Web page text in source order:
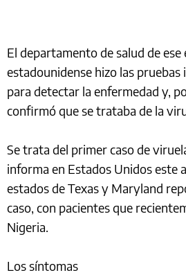
El departamento de salud de
estadounidense hizo las pruebas
para detectar la enfermedad y,
confirmó que se trataba de la
Se trata del primer caso de
informa en Estados Unidos este
estados de Texas y Maryland
caso, con pacientes que
Nigeria.
Los síntomas